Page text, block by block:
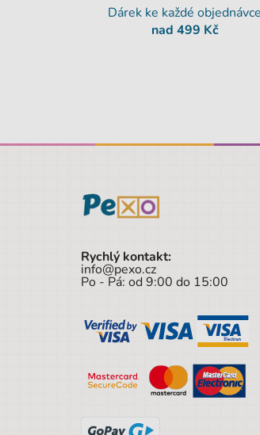
Dárek ke každé objednávce
nad 499 Kč
Rychlý kontakt:
info@pexo.cz
Po - Pá: od 9:00 do 15:00